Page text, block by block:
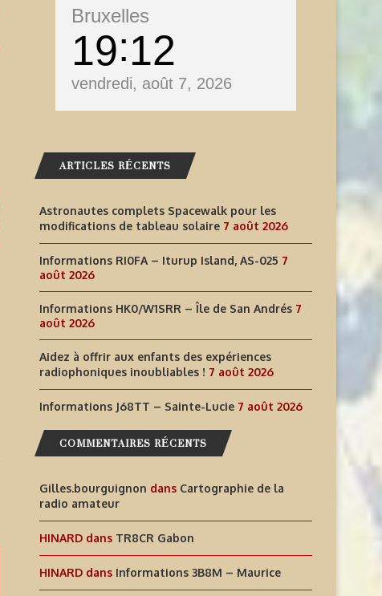
AIDEZ À OFFRIR AUX ENFANTS
DES EXPÉRIENCES
RADIOPHONIQUES...
INFORMATIONS J68TT –
7 août 2026
Bruxelles
19 12
vendredi, août 7, 2026
ARTICLES RÉCENTS
Astronautes complets Spacewalk pour les
modifications de tableau solaire 7 août 2026
Informations RI0FA – Iturup Island, AS-025 7
août 2026
Informations HK0/W1SRR – Île de San Andrés 7
août 2026
Aidez à offrir aux enfants des expériences
radiophoniques inoubliables ! 7 août 2026
Informations J68TT – Sainte-Lucie 7 août 2026
COMMENTAIRES RÉCENTS
Gilles.bourguignon dans Cartographie de la
radio amateur
HINARD dans TR8CR Gabon
HINARD dans Informations 3B8M – Maurice